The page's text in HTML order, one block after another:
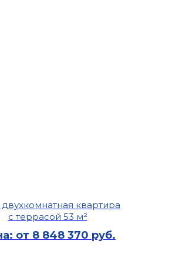
квартира
с террасой 53 м²
от 8 848 370 руб.